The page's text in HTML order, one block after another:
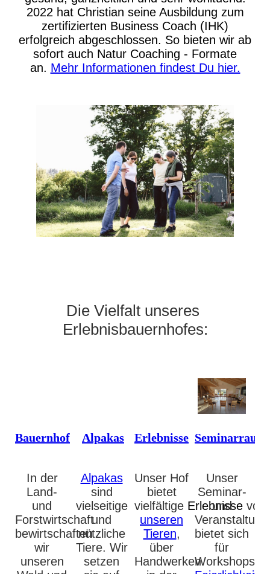
2022 hat Christian seine Ausbildung zum
zertifizierten Business Coach (IHK)
erfolgreich abgeschlossen. So bieten wir ab
sofort auch Natur Coaching - Formate
an. Mehr Informationen findest Du hier.
Die Vielfalt unseres
Erlebnisbauernhofes:
Bauernhof Alpakas Erlebnisse Seminarraum
In der
Land-
und
Forstwirtschaft
bewirtschaften
wir
unseren
Alpakas
sind
vielseitige
und
nützliche
Tiere. Wir
setzen
Unser Hof
bietet
vielfältige Erlebnisse von
unseren
Tieren,
über
Handwerken
Unser
Seminar-
und
bietet sich
für
Workshops,